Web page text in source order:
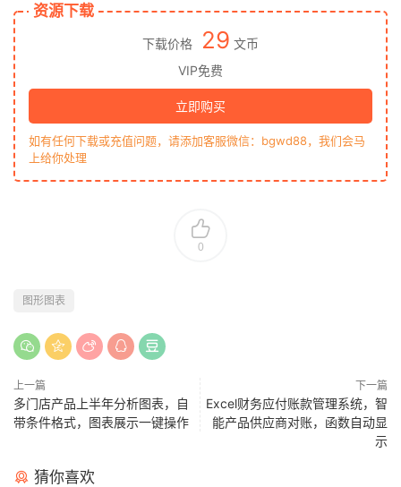
资源下载
下载价格 29 文币
VIP免费
立即购买
如有任何下载或充值问题，请添加客服微信：bgwd88，我们会马
上给你处理
0
图形图表
上一篇
多门店产品上半年分析图表，自
带条件格式，图表展示一键操作
下一篇
Excel财务应付账款管理系统，智
能产品供应商对账，函数自动显
示
猜你喜欢